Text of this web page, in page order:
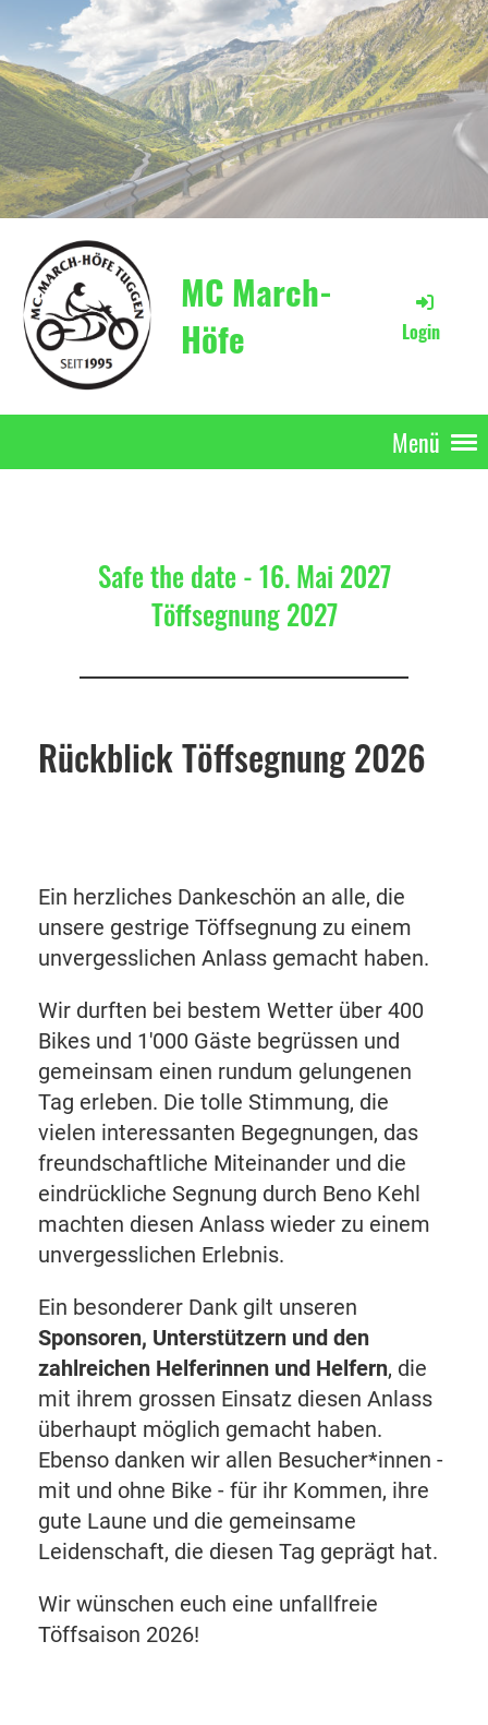
MC March-
Höfe
Login
Menü
Safe the date - 16. Mai 2027
Töffsegnung 2027
Rückblick Töffsegnung 2026
Ein herzliches Dankeschön an alle, die
unsere gestrige Töffsegnung zu einem
unvergesslichen Anlass gemacht haben.
Wir durften bei bestem Wetter über 400
Bikes und 1'000 Gäste begrüssen und
gemeinsam einen rundum gelungenen
Tag erleben. Die tolle Stimmung, die
vielen interessanten Begegnungen, das
freundschaftliche Miteinander und die
eindrückliche Segnung durch Beno Kehl
machten diesen Anlass wieder zu einem
unvergesslichen Erlebnis.
Ein besonderer Dank gilt unseren
Sponsoren, Unterstützern und den
zahlreichen Helferinnen und Helfern, die
mit ihrem grossen Einsatz diesen Anlass
überhaupt möglich gemacht haben.
Ebenso danken wir allen Besucher*innen -
mit und ohne Bike - für ihr Kommen, ihre
gute Laune und die gemeinsame
Leidenschaft, die diesen Tag geprägt hat.
Wir wünschen euch eine unfallfreie
Töffsaison 2026!